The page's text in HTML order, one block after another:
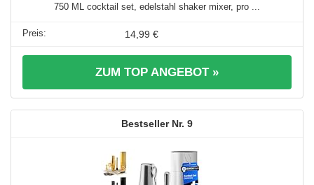
750 ML cocktail set, edelstahl shaker mixer, pro ...
14,99 €
ZUM TOP ANGEBOT »
9